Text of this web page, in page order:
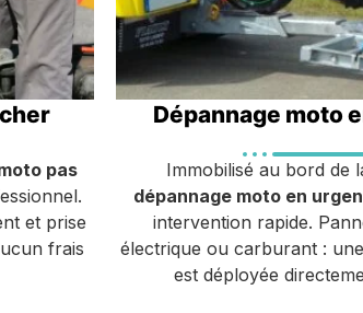
pas
et prise
frais
Dépannage moto
Immobilisé au bord de
dépannage moto en
intervention rapide.
électrique ou carburant :
est déployée